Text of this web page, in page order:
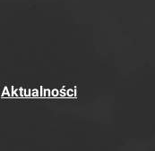
Aktualności